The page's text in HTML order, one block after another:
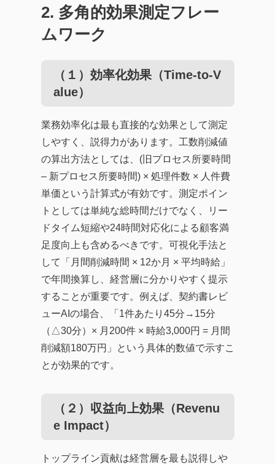
2. 多角的効果測定フレー
ムワーク
（１）効率化効果（Time-to-V
alue）
業務効率化は最も直接的な効果として測定
しやすく、説得力があります。工数削減値
の算出方法としては、(旧プロセス所要時間
– 新プロセス所要時間) × 処理件数 × 人件費
単価という計算式が有効です。測定ポイン
トとしては単純な総時間だけでなく、リー
ドタイム短縮や24時間対応化による顧客満
足度向上も含めるべきです。可視化手法と
して「月間削減時間 × 12か月 × 平均時給」
で年間換算し、経営層に分かりやすく提示
することが重要です。例えば、契約書レビ
ューAIの場合、「1件あたり45分→15分
（△30分）× 月200件 × 時給3,000円 = 月間
削減額180万円」という具体的数値で示すこ
とが効果的です。
（２）収益向上効果（Revenu
e Impact）
トップライン貢献は経営層を最も説得しや